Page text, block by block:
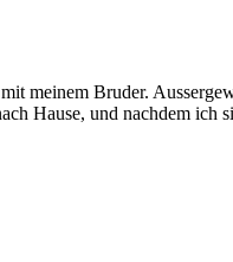
meinem Bruder.
Hause, und nachdem ich